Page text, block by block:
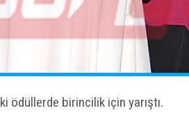
ödüllerde birincilik için yarıştı.